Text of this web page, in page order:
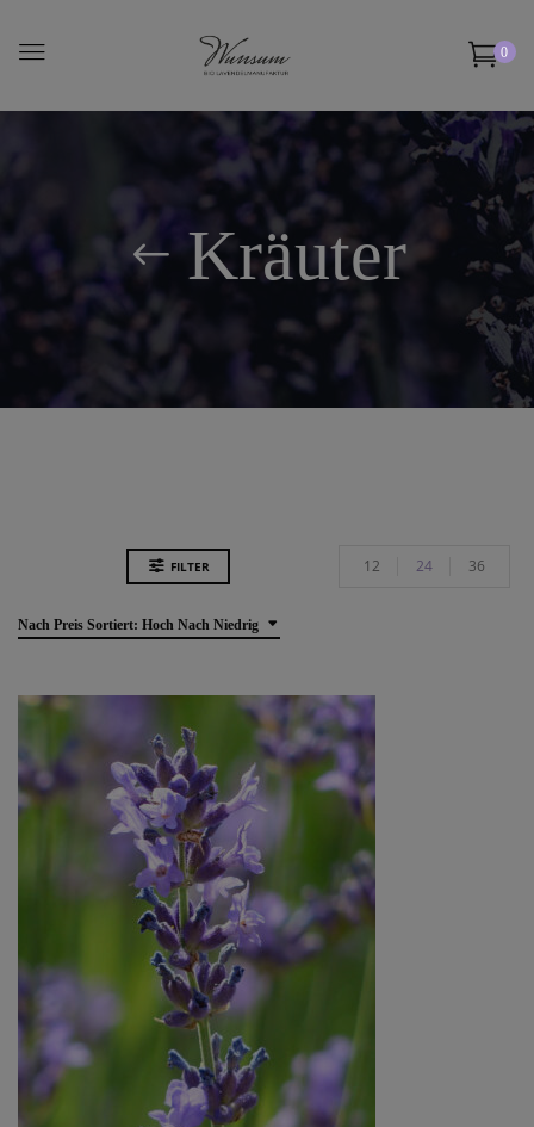
0
Kräuter
FILTER
Nach Preis Sortiert: Hoch Nach Niedrig
12 24 36